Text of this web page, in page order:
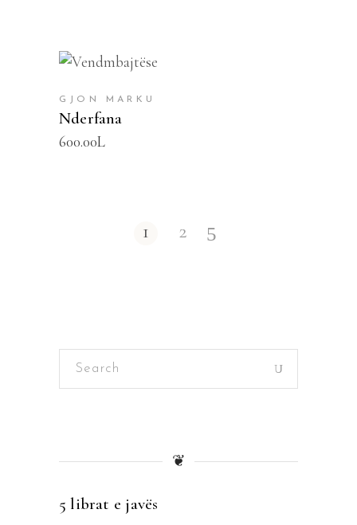
SHTOJE NË SHPORTË
GJON MARKU
Nderfana
600.00L
1 2
Search
❦
5 librat e javës